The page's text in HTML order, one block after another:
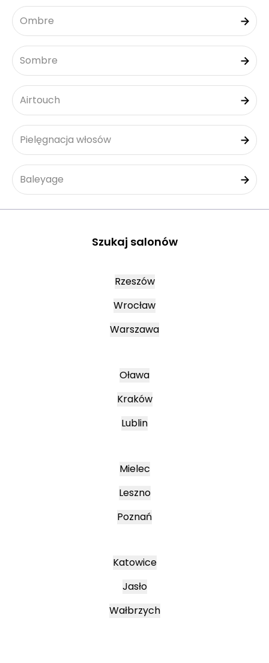
Ombre
Sombre
Airtouch
Pielęgnacja włosów
Baleyage
Szukaj salonów
Rzeszów
Wrocław
Warszawa
Oława
Kraków
Lublin
Mielec
Leszno
Poznań
Katowice
Jasło
Wałbrzych